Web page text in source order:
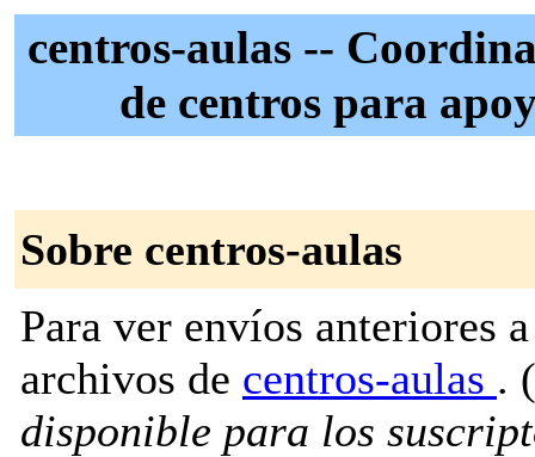
centros-aulas --
de centros para
Sobre centros-aulas
Para ver envíos anteriores
archivos de centros-aulas . (
disponible para los